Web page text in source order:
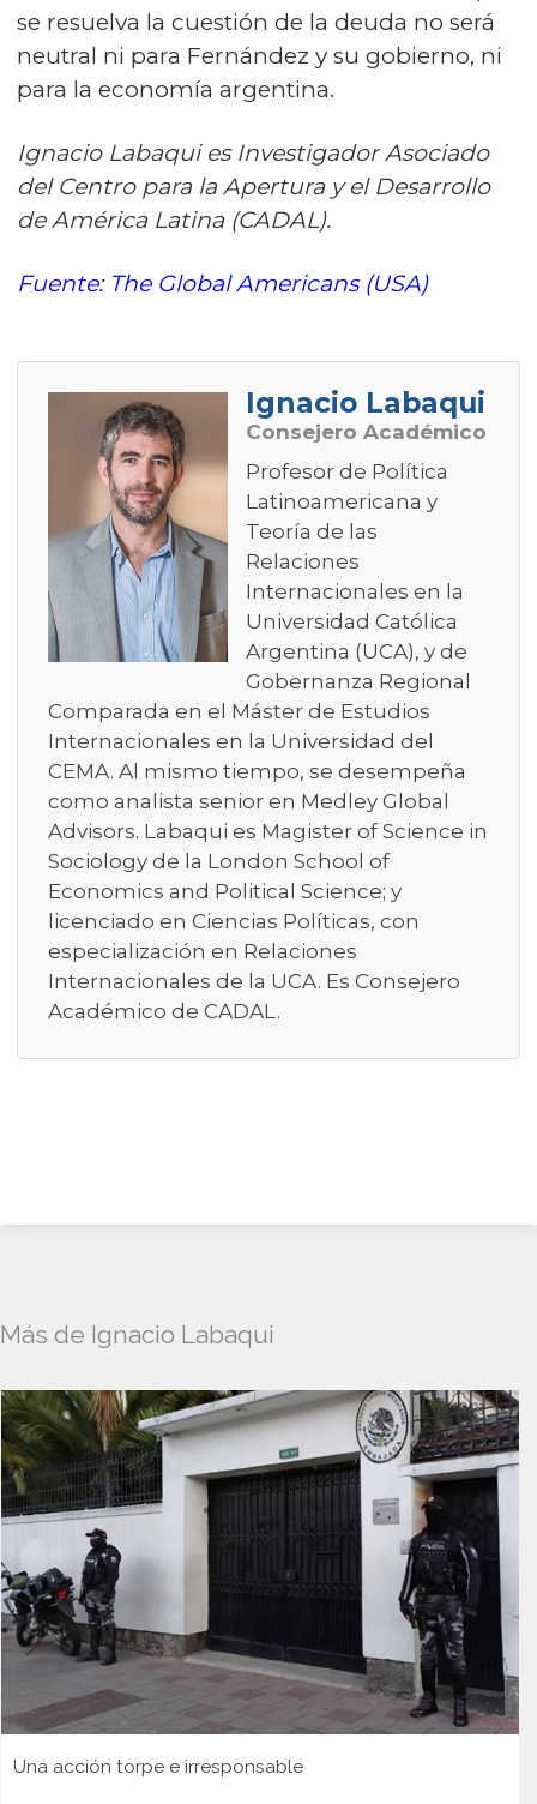
se resuelva la cuestión de la deuda no será
neutral ni para Fernández y su gobierno, ni
para la economía argentina.
Ignacio Labaqui es Investigador Asociado
del Centro para la Apertura y el Desarrollo
de América Latina (CADAL).
Fuente: The Global Americans (USA)
Ignacio Labaqui
Consejero Académico
Profesor de Política
Latinoamericana y
Teoría de las
Relaciones
Internacionales en la
Universidad Católica
Argentina (UCA), y de
Gobernanza Regional
Comparada en el Máster de Estudios
Internacionales en la Universidad del
CEMA. Al mismo tiempo, se desempeña
como analista senior en Medley Global
Advisors. Labaqui es Magister of Science in
Sociology de la London School of
Economics and Political Science; y
licenciado en Ciencias Políticas, con
especialización en Relaciones
Internacionales de la UCA. Es Consejero
Académico de CADAL.
Más de Ignacio Labaqui
Una acción torpe e irresponsable